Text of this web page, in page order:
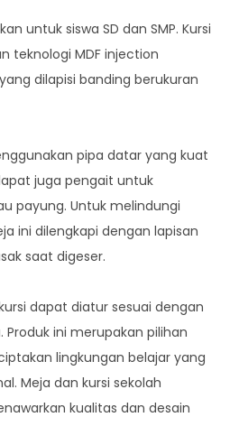
untuk siswa SD dan SMP. Kursi
teknologi MDF injection
dilapisi banding berukuran
pipa datar yang kuat
juga pengait untuk
payung. Untuk melindungi
ini dilengkapi dengan lapisan
saat digeser.
dapat diatur sesuai dengan
ini merupakan pilihan
lingkungan belajar yang
Meja dan kursi sekolah
kualitas dan desain